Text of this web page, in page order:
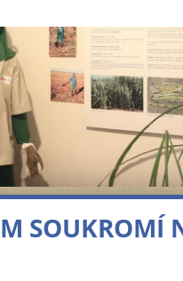
SOUKROMÍ
fázích růstu řepy
řepy